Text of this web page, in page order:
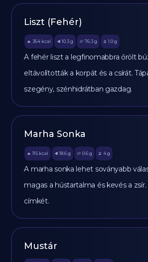
Liszt (Fehér)
🔥 364 kcal 🥩 10.3 g 🥔 76.3g 🫒 1.0 g
A fehér liszt a legfinomabbra őrölt
eltávolították a korpát és a csírát.
szegény, szénhidrátban gazdag.
Marha Sonka
🔥 115 kcal 🥩 18.6 g 🥔 0.6g 🫒 4 g
A marha sonka lehet soványabb
magas a hústartalma és kevés a zsír.
címkét.
Mustár